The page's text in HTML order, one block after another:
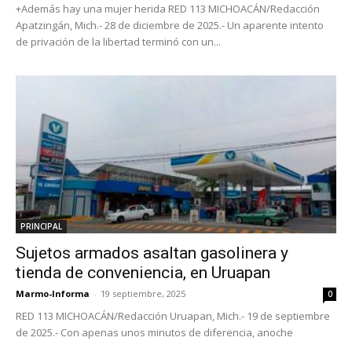
+Además hay una mujer herida RED 113 MICHOACÁN/Redacción
Apatzingán, Mich.- 28 de diciembre de 2025.- Un aparente intento
de privación de la libertad terminó con un...
PRINCIPAL
Sujetos armados asaltan gasolinera y
tienda de conveniencia, en Uruapan
Marmo-Informa - 19 septiembre, 2025 0
RED 113 MICHOACÁN/Redacción Uruapan, Mich.- 19 de septiembre
de 2025.- Con apenas unos minutos de diferencia, anoche